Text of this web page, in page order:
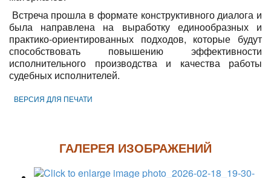
Встреча прошла в формате конструктивного диалога и
была направлена на выработку единообразных и
практико-ориентированных подходов, которые будут
способствовать повышению эффективности
исполнительного производства и качества работы
судебных исполнителей.
ВЕРСИЯ ДЛЯ ПЕЧАТИ
ГАЛЕРЕЯ ИЗОБРАЖЕНИЙ